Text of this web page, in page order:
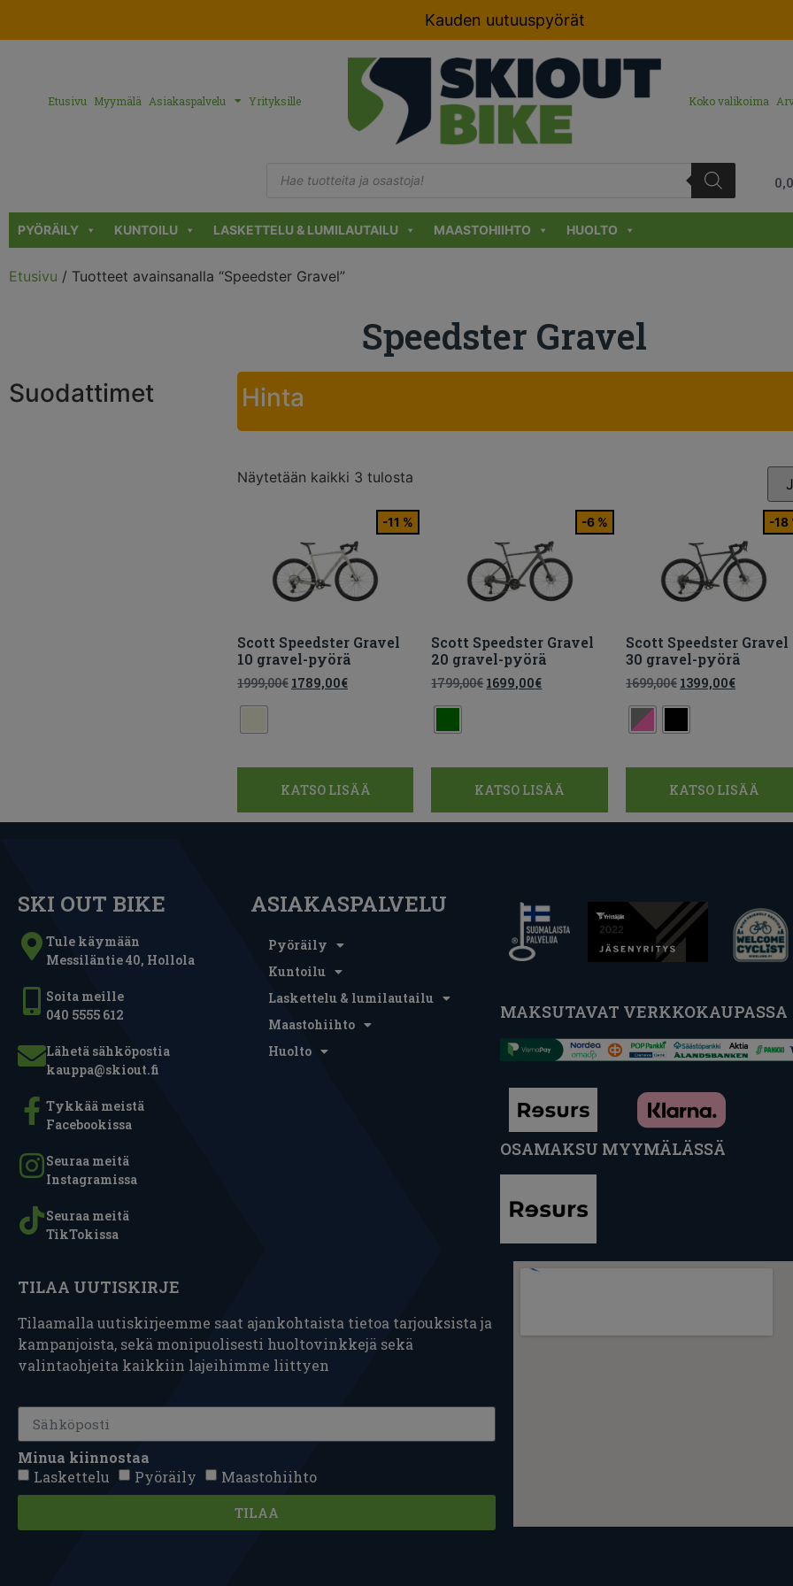
Kauden uutuuspyörät
Etusivu Myymälä Asiakaspalvelu Yrityksille Koko valikoima
PYÖRÄILY KUNTOILU LASKETTELU & LUMILAUTAILU MAASTOHIIHTO HUOLTO
Etusivu / Tuotteet avainsanalla “Speedster Gravel”
Speedster Gravel
Suodattimet Hinta
Näytetään kaikki 3 tulosta
-11 %
Scott Speedster Gravel
10 gravel-pyörä
1999,00€ 1789,00€
KATSO LISÄÄ
-6 %
Scott Speedster Gravel
20 gravel-pyörä
1799,00€1699,00€
KATSO LISÄÄ
-18
Scott Speedster Gravel
30 gravel-pyörä
1699,00€ 1399,00€
KATSO LISÄÄ
SKI OUT BIKE
Tule käymään
Messiläntie 40, Hollola
Soita meille
040 5555 612
Lähetä sähköpostia
kauppa@skiout.fi
Tykkää meistä
Facebookissa
Seuraa meitä
Instagramissa
Seuraa meitä
TikTokissa
ASIAKASPALVELU
Pyöräily
Kuntoilu
Laskettelu & lumilautailu
Maastohiihto
Huolto
MAKSUTAVAT VERKKOKAUPASSA
OSAMAKSU MYYMÄLÄSSÄ
TILAA UUTISKIRJE
Tilaamalla uutiskirjeemme saat ajankohtaista tietoa tarjouksista ja
kampanjoista, sekä monipuolisesti huoltovinkkejä sekä
valintaohjeita kaikkiin lajeihimme liittyen
Minua kiinnostaa
Laskettelu
Pyöräily Maastohiihto
TILAA